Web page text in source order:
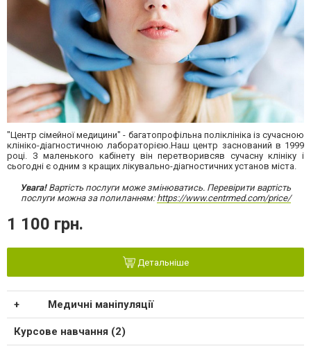
"Центр сімейної медицини" - багатопрофільна поліклініка із сучасною
клініко-діагностичною лабораторією.Наш центр заснований в 1999
році. З маленького кабінету він перетворивсяв сучасну клініку і
сьогодні є одним з кращих лікувально-діагностичних установ міста.
Увага! Вартість послуги може змінюватись. Перевірити вартість
послуги можна за полиланням: https://www.centrmed.com/price/
1 100 грн.
Детальніше
Медичні маніпуляції
Курсове навчання (2)